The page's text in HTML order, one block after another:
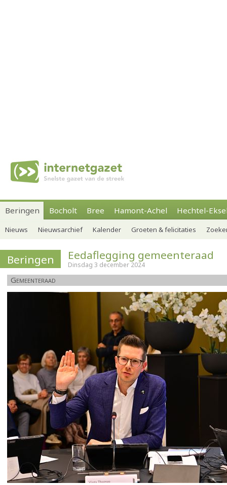
Beringen Bocholt Bree Hamont-Achel Hechtel-
Nieuws Nieuwsarchief Kalender Groeten & felicitaties
Beringen Eedaflegging gemeenteraad
Dinsdag 3 december 2024
Gemeenteraad